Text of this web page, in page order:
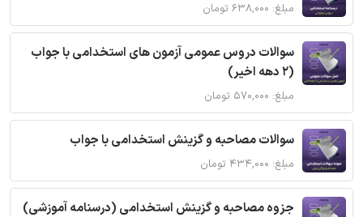
مبلغ: ۶۳۸,۰۰۰ تومان
سوالات دروس عمومی آزمون های استخدامی با جواب
(2 دهه اخیر)
مبلغ: ۵۷۰,۰۰۰ تومان
سوالات مصاحبه و گزینش استخدامی با جواب
مبلغ: ۴۳۴,۰۰۰ تومان
جزوه مصاحبه و گزینش استخدامی (درسنامه آموزشی)